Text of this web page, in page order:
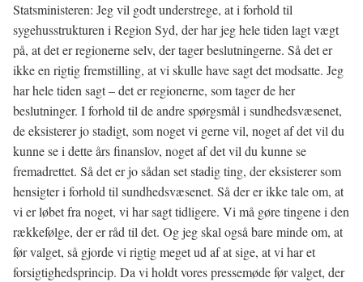
Statsministeren: Jeg vil godt understrege, at i forhold til
sygehusstrukturen i Region Syd, der har jeg hele tiden lagt vægt
på, at det er regionerne selv, der tager beslutningerne. Så det er
ikke en rigtig fremstilling, at vi skulle have sagt det modsatte. Jeg
har hele tiden sagt – det er regionerne, som tager de her
beslutninger. I forhold til de andre spørgsmål i sundhedsvæsenet,
de eksisterer jo stadigt, som noget vi gerne vil, noget af det vil du
kunne se i dette års finanslov, noget af det vil du kunne se
fremadrettet. Så det er jo sådan set stadig ting, der eksisterer som
hensigter i forhold til sundhedsvæsenet. Så der er ikke tale om, at
vi er løbet fra noget, vi har sagt tidligere. Vi må gøre tingene i den
rækkefølge, der er råd til det. Og jeg skal også bare minde om, at
før valget, så gjorde vi rigtig meget ud af at sige, at vi har et
forsigtighedsprincip. Da vi holdt vores pressemøde før valget, der